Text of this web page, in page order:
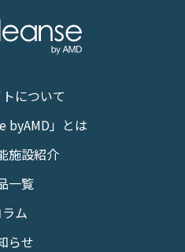
について
byAMD」とは
施設紹介
一覧
ム
らせ